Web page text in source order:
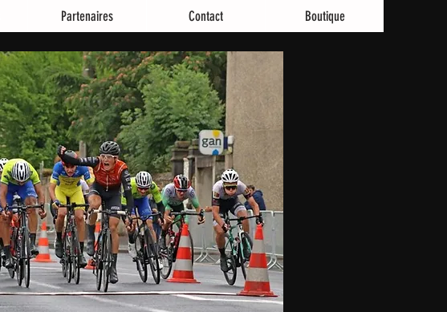
Partenaires Contact Boutique